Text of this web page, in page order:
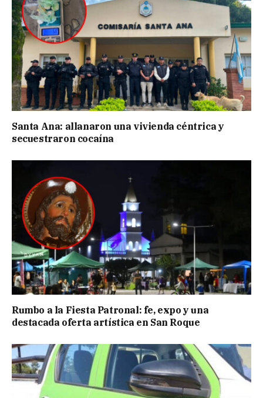
Santa Ana: allanaron una vivienda céntrica y
secuestraron cocaína
Rumbo a la Fiesta Patronal: fe, expo y una
destacada oferta artística en San Roque